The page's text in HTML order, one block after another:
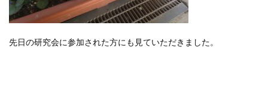
先日の研究会に参加された方にも見ていただきました。